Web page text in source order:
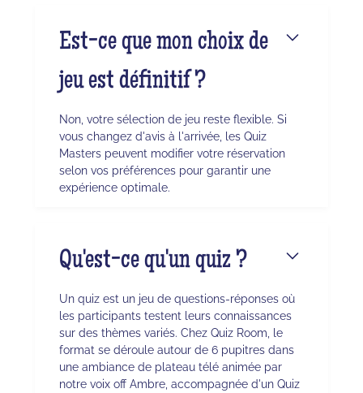
Est-ce que mon choix de
jeu est définitif ?
Non, votre sélection de jeu reste flexible. Si
vous changez d'avis à l'arrivée, les Quiz
Masters peuvent modifier votre réservation
selon vos préférences pour garantir une
expérience optimale.
Qu'est-ce qu'un quiz ?
Un quiz est un jeu de questions-réponses où
les participants testent leurs connaissances
sur des thèmes variés. Chez Quiz Room, le
format se déroule autour de 6 pupitres dans
une ambiance de plateau télé animée par
notre voix off Ambre, accompagnée d'un Quiz